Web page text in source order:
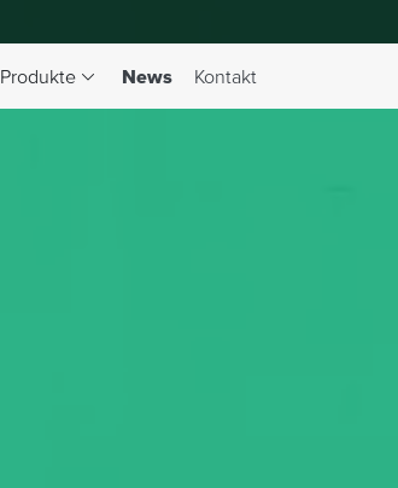
Produkte
Dropdown-Menü Produkte umschalten
News(aktiv)
Kontakt